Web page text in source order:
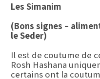
Les Simanim
(Bons signes –
le Seder)
Il est de coutume de
Rosh Hashana
certains ont la